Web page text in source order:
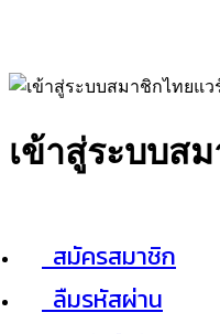
เข้าสู่ระบบส
สมัครสมาชิก
ลืมรหัสผ่าน